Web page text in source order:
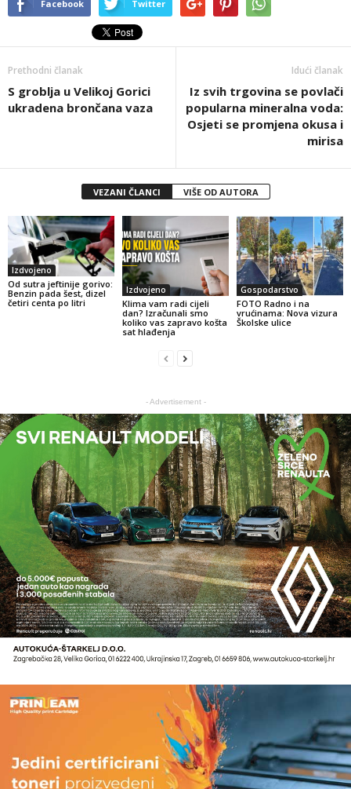
Facebook Twitter
Prethodni članak
S groblja u Velikoj Gorici
ukradena brončana vaza
Idući članak
Iz svih trgovina se povlači
popularna mineralna voda:
Osjeti se promjena okusa i
mirisa
VEZANI ČLANCI VIŠE OD AUTORA
Izdvojeno
Od sutra jeftinije gorivo:
Benzin pada šest, dizel
četiri centa po litri
Izdvojeno
Klima vam radi cijeli
dan? Izračunali smo
koliko vas zapravo košta
sat hlađenja
Gospodarstvo
FOTO Radno i na
vrućinama: Nova vizura
Školske ulice
- Advertisement -